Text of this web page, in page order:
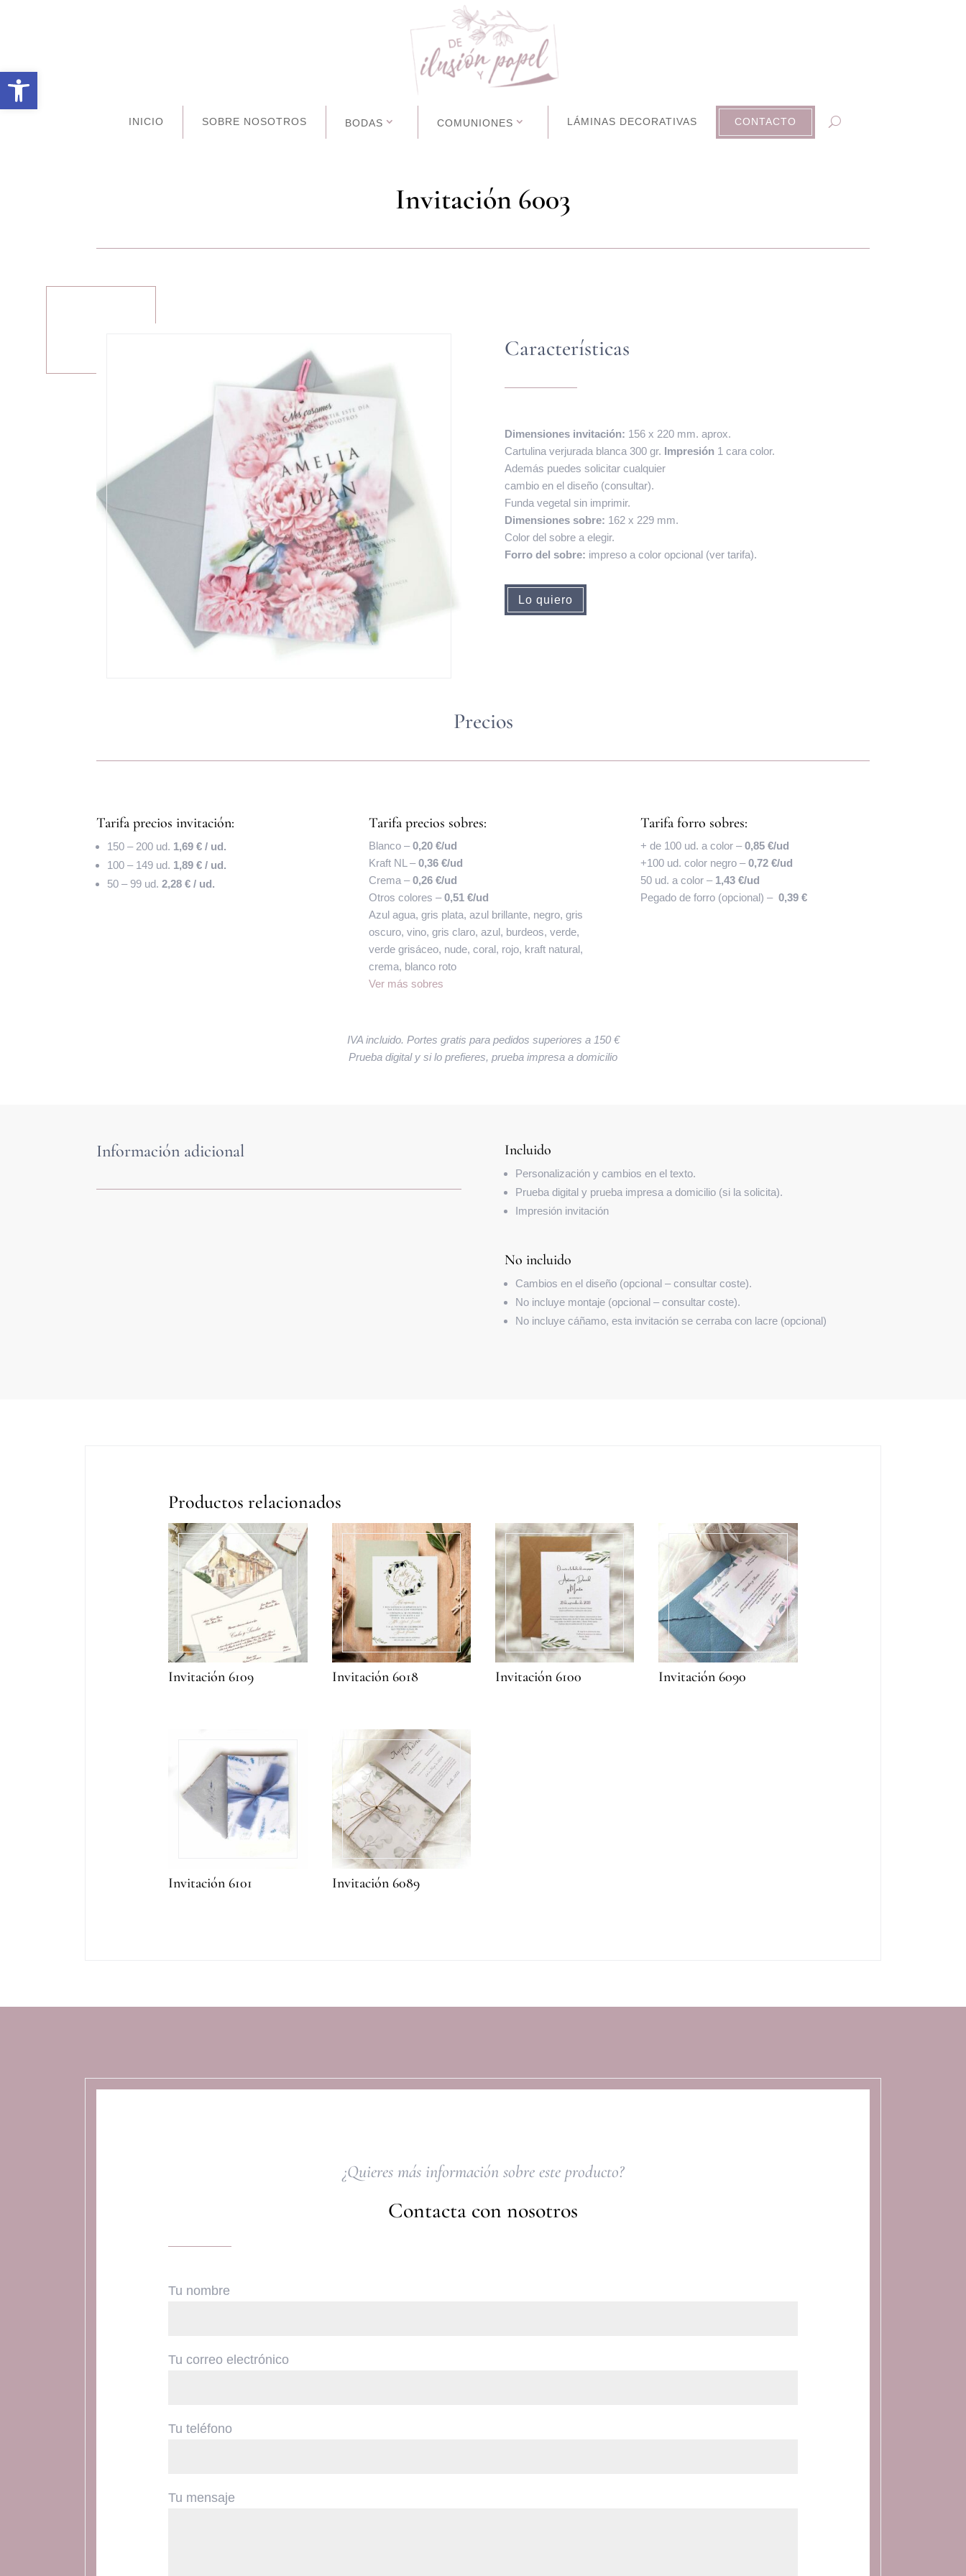
Abrir barra de herramientas
INICIO SOBRE NOSOTROS BODAS COMUNIONES LÁMINAS DECORATIVAS CONTACTO
Invitación 6003
Características
Dimensiones invitación: 156 x 220 mm. aprox.
Cartulina verjurada blanca 300 gr. Impresión1 cara color.
Además puedes solicitar cualquier
cambio en el diseño (consultar).
Funda vegetal sin imprimir.
Dimensiones sobre: 162 x 229 mm.
Color del sobre a elegir.
Forro del sobre: impreso a color opcional (ver tarifa).
Lo quiero
Precios
Tarifa precios invitación:
150 – 200 ud. 1,69 € / ud.
100 – 149 ud. 1,89 € / ud.
50 – 99 ud.2,28 € / ud.
Tarifa precios sobres:
Blanco –0,20 €/ud
Kraft NL –0,36 €/ud
Crema –0,26 €/ud
Otros colores –0,51 €/ud
Azul agua, gris plata, azul brillante, negro, gris
oscuro, vino, gris claro, azul, burdeos, verde,
verde grisáceo, nude, coral, rojo, kraft natural,
crema, blanco roto
Ver más sobres
Tarifa forro sobres:
+ de 100 ud. a color –0,85 €/ud
+100 ud. color negro –0,72 €/ud
50 ud. a color – 1,43 €/ud
Pegado de forro (opcional) – 0,39 €
IVA incluido. Portes gratis para pedidos superiores a 150 €
Prueba digital y si lo prefieres, prueba impresa a domicilio
Información adicional Incluido
Personalización y cambios en el texto.
Prueba digital y prueba impresa a domicilio (si la solicita).
Impresión invitación
No incluido
Cambios en el diseño (opcional – consultar coste).
No incluye montaje (opcional – consultar coste).
No incluye cáñamo, esta invitación se cerraba con lacre (opcional)
Productos relacionados
Invitación 6109 Invitación 6018 Invitación 6100 Invitación 6090
Invitación 6101 Invitación 6089
¿Quieres más información sobre este producto?
Contacta con nosotros
Tu nombre
Tu correo electrónico
Tu teléfono
Tu mensaje